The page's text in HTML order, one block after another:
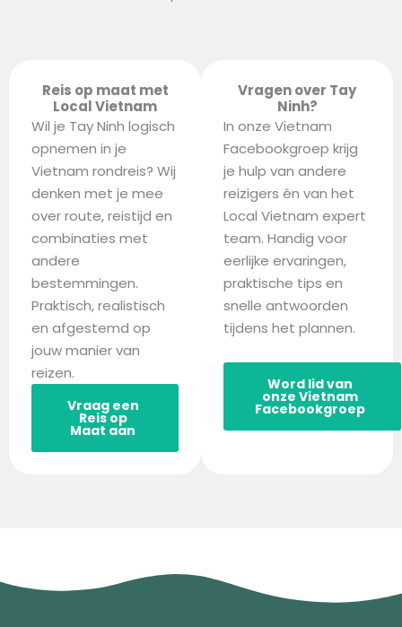
Reis op maat met
Local Vietnam
Wil je Tay Ninh logisch
opnemen in je
Vietnam rondreis? Wij
denken met je mee
over route, reistijd en
combinaties met
andere
bestemmingen.
Praktisch, realistisch
en afgestemd op
jouw manier van
reizen.
Vraag een
Reis op
Maat aan
Vragen over Tay
Ninh?
In onze Vietnam
Facebookgroep krijg
je hulp van andere
reizigers én van het
Local Vietnam expert
team. Handig voor
eerlijke ervaringen,
praktische tips en
snelle antwoorden
tijdens het plannen.
Word lid van
onze Vietnam
Facebookgroep